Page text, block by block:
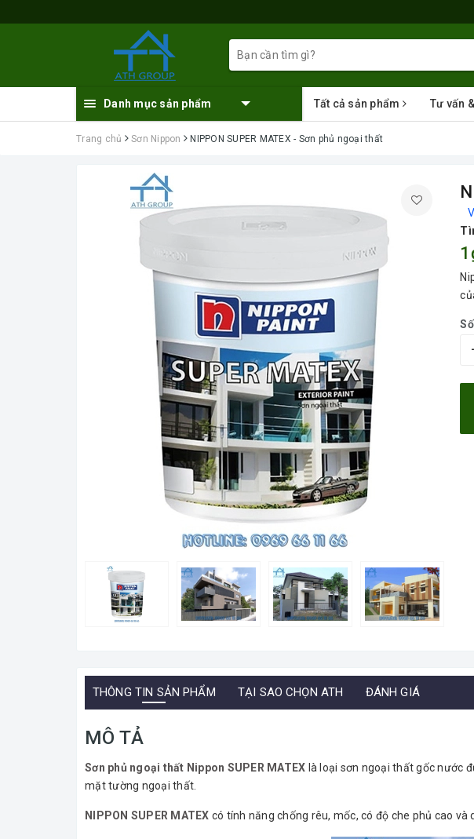
Danh mục sản phẩm Tất cả sản phẩm Tư vấn
Trang chủ Sơn Nippon NIPPON SUPER MATEX - Sơn phủ ngoại thất
THÔNG TIN SẢN PHẨM TẠI SAO CHỌN ATH ĐÁNH GIÁ
MÔ TẢ
Sơn phủ ngoại thất Nippon SUPER MATEX là loại sơn ngoại thất gốc nước
mặt tường ngoại thất.
NIPPON SUPER MATEX có tính năng chống rêu, mốc, có độ che phủ cao và